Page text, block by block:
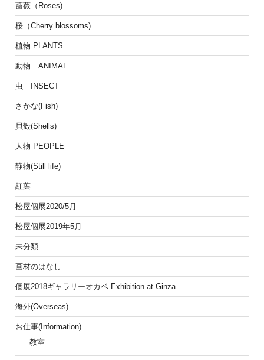
薔薇（Roses)
桜（Cherry blossoms)
植物 PLANTS
動物 ANIMAL
虫 INSECT
さかな(Fish)
貝殻(Shells)
人物 PEOPLE
静物(Still life)
紅葉
松屋個展2020/5月
松屋個展2019年5月
未分類
画材のはなし
個展2018ギャラリーオカベ Exhibition at Ginza
海外(Overseas)
お仕事(Information)
教室